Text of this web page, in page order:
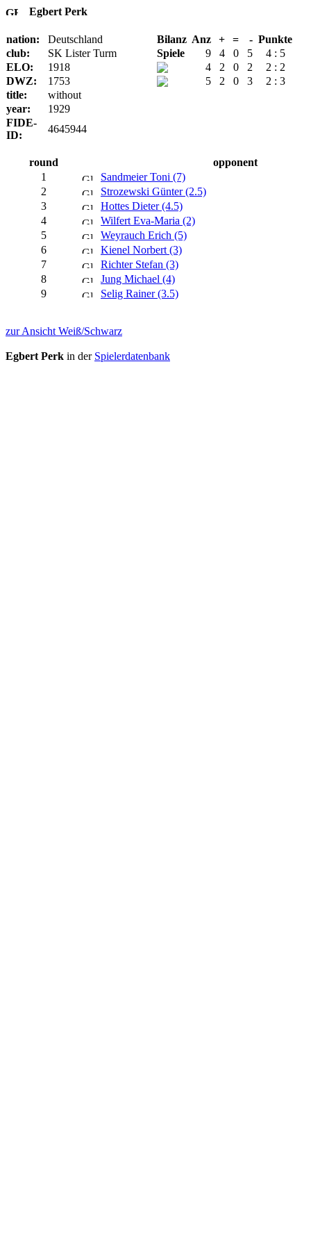
Egbert Perk
nation: Deutschland Bilanz Anz + = - Punkte
club:
SK Lister Turm Spiele 9 4 0 5
4 : 5
ELO:
1918 4 2 0 2
2 : 2
DWZ:
1753 5 2 0 3
2 : 3
title:
without
year:
1929
FIDE-
ID:
4645944
round
opponent
1
Sandmeier Toni (7)
2
Strozewski Günter (2.5)
3
Hottes Dieter (4.5)
4
Wilfert Eva-Maria (2)
5
Weyrauch Erich (5)
6
Kienel Norbert (3)
7
Richter Stefan (3)
8
Jung Michael (4)
9
Selig Rainer (3.5)
zur Ansicht Weiß/Schwarz
Egbert Perk in der Spielerdatenbank